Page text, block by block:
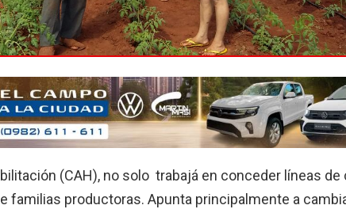
(CAH), no solo trabajá en conceder líneas
familias productoras. Apunta principalmente a